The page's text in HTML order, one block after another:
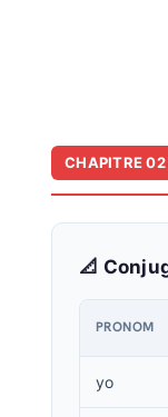
CHAPITRE 02
📐
PRONOM
yo